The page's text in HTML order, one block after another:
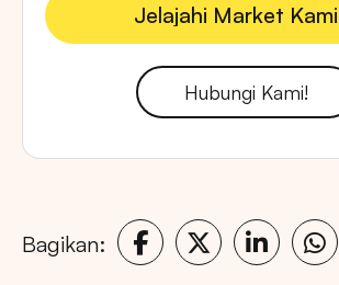
Jelajahi Market Kami
Jelajahi Market Kami
Hubungi Kami!
Bagikan: